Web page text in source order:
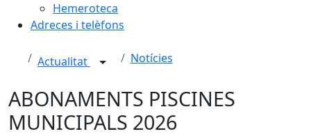
Hemeroteca
Adreces i telèfons
Actualitat Notícies
ABONAMENTS PISCINES
MUNICIPALS 2026